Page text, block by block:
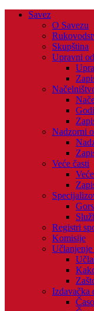
Savez
O Savezu
Skupština
Upravni
Nadzorni
Veće časti
Registri
Komisije
Učlanjenje
Izdavačka